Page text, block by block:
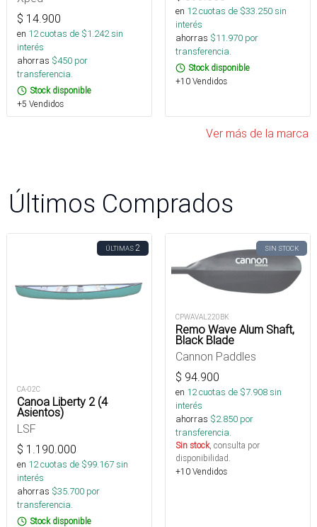
$ 14.900
en 12cuotas de $1.242sin
interés
ahorras $450 por
transferencia.
Stock disponible
+5 Vendidos
en 12cuotas de $33.250sin
interés
ahorras $11.970 por
transferencia.
Stock disponible
+10 Vendidos
Ver más de la marca
Últimos Comprados
ÚLTIMAS2
CA-02C
Canoa Liberty 2 (4
Asientos)
LSF
$ 1.190.000
en 12cuotas de $99.167sin
interés
ahorras $35.700 por
transferencia.
Stock disponible
SIN STOCK
CPWAVAL220BK
Remo Wave Alum Shaft,
Black Blade
Cannon Paddles
$ 94.900
en 12cuotas de $7.908sin
interés
ahorras $2.850 por
transferencia.
Sin stock, consulta por
disponibilidad.
+10 Vendidos